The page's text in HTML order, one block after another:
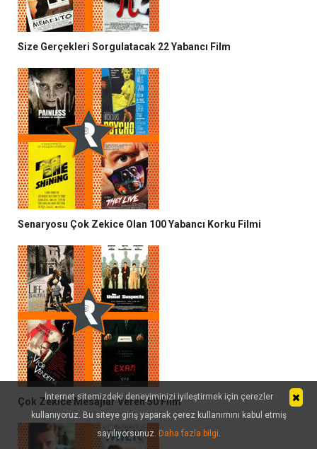
Size Gerçekleri Sorgulatacak 22 Yabancı Film
Senaryosu Çok Zekice Olan 100 Yabancı Korku Filmi
Çok Zekice Mesajlar Veren 50 Film
İnternet sitemizdeki deneyiminizi iyileştirmek için çerezler
kullanıyoruz. Bu siteye giriş yaparak çerez kullanımını kabul etmiş
sayılıyorsunuz. Daha fazla bilgi.